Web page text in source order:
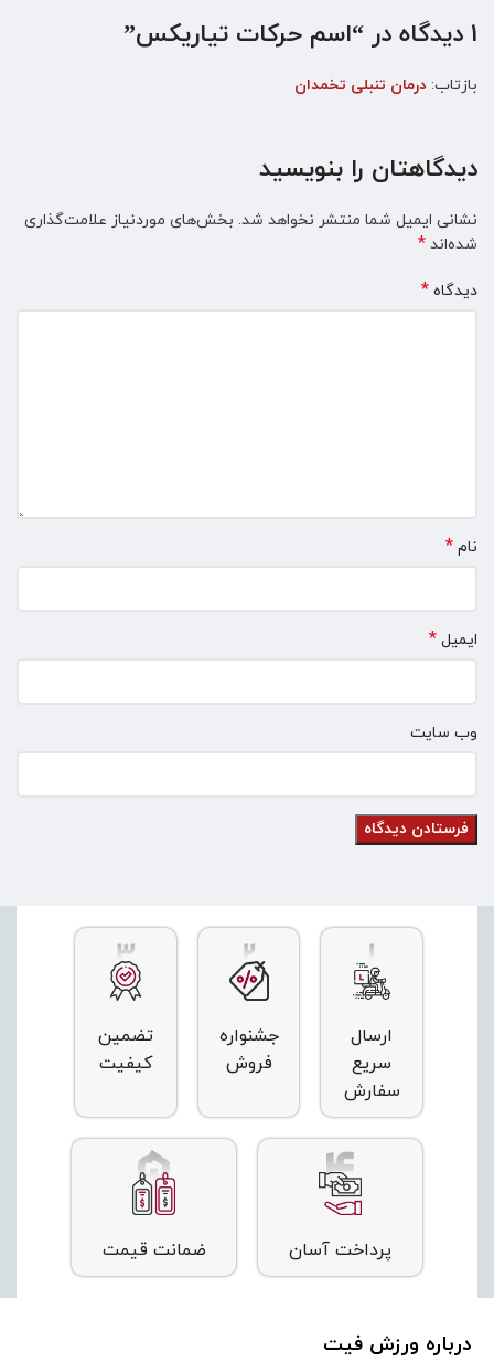
1 دیدگاه در “ اسم حرکات تیاریکس”
بازتاب: درمان تنبلی تخمدان
دیدگاهتان را بنویسید
نشانی ایمیل شما منتشر نخواهد شد. بخش‌های موردنیاز علامت‌گذاری
شده‌اند *
دیدگاه *
نام *
ایمیل *
وب‌ سایت
ارسال
سریع
سفارش
جشنواره
فروش
تضمین
کیفیت
پرداخت آسان ضمانت قیمت
درباره ورزش فیت